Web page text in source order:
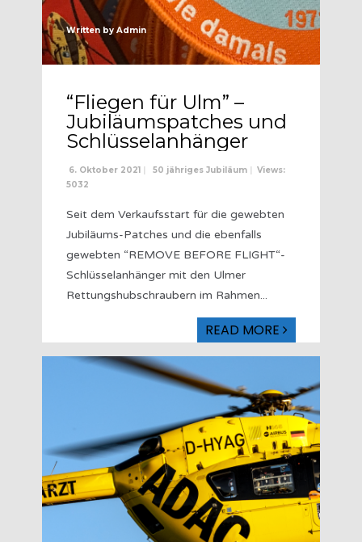
Written by Admin
“Fliegen für Ulm” –
Jubiläumspatches und
Schlüsselanhänger
6. Oktober 2021 | 50 jähriges Jubiläum | Views:
5032
Seit dem Verkaufsstart für die gewebten
Jubiläums-Patches und die ebenfalls
gewebten “REMOVE BEFORE FLIGHT“-
Schlüsselanhänger mit den Ulmer
Rettungshubschraubern im Rahmen...
READ MORE